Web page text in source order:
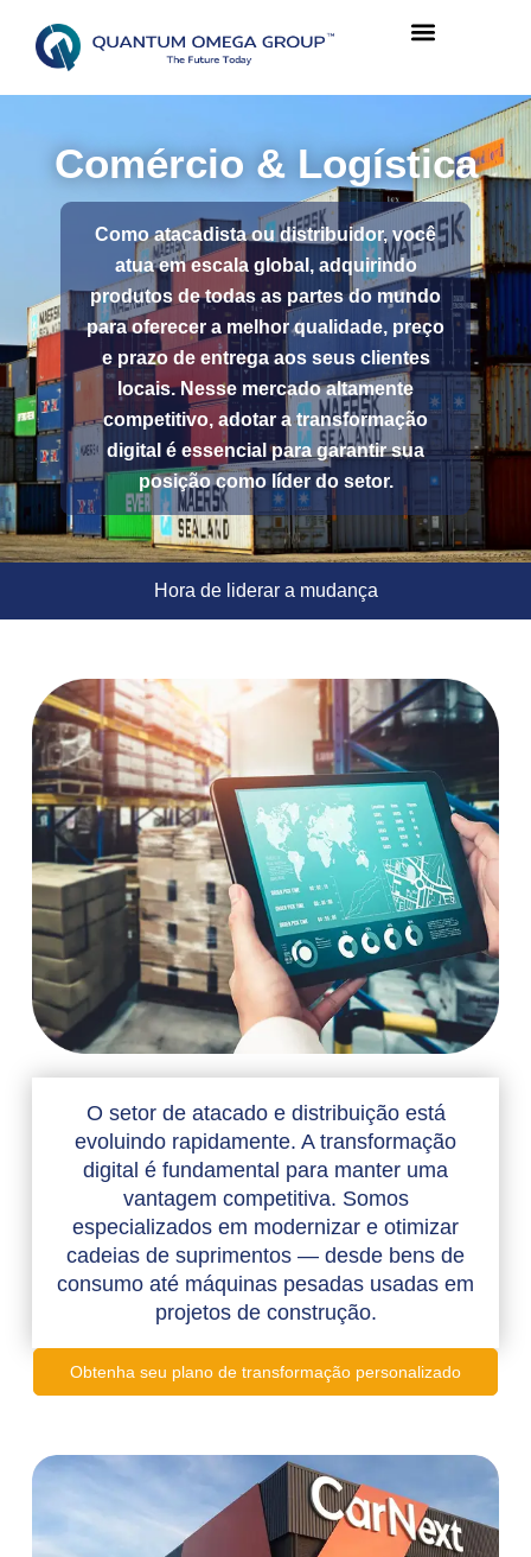
Comércio & Logística
Como atacadista ou distribuidor, você
atua em escala global, adquirindo
produtos de todas as partes do mundo
para oferecer a melhor qualidade, preço
e prazo de entrega aos seus clientes
locais. Nesse mercado altamente
competitivo, adotar a transformação
digital é essencial para garantir sua
posição como líder do setor.
Hora de liderar a mudança
O setor de atacado e distribuição está
evoluindo rapidamente. A transformação
digital é fundamental para manter uma
vantagem competitiva. Somos
especializados em modernizar e otimizar
cadeias de suprimentos — desde bens de
consumo até máquinas pesadas usadas em
projetos de construção.
Obtenha seu plano de transformação personalizado